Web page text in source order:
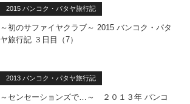
2015 バンコク・パタヤ旅行記
～初のサファイヤクラブ～ 2015 バンコク・パタ
ヤ旅行記 ３日目（7）
2013 バンコク・パタヤ旅行記
～センセーションズで…～ ２０１３年 バンコ